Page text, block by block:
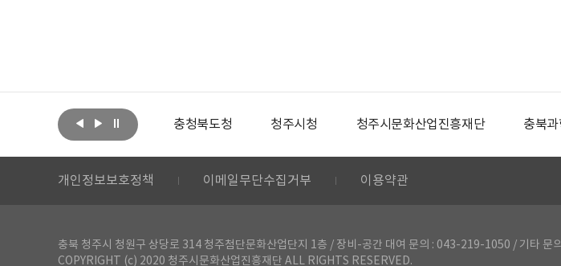
문화체육관광부 충청북도청 청주시청 청주시문화산업진흥재단 충북
개인정보보호정책 이메일무단수집거부 이용약관
충북 청주시 청원구 상당로 314 청주첨단문화산업단지 1층 / 장비-공간 대여 문의 : 043-219-1050 / 기
COPYRIGHT (c) 2020 청주시문화산업진흥재단 ALL RIGHTS RESERVED.